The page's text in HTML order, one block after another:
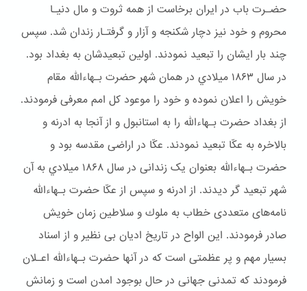
حضـرت باب در ایران برخاست از همه ثروت و مال دنیـا
محروم و خود نیز دچار شكنجه و آزار و گرفتـار زندان شد. سپس
چند بار ایشان را تبعید نمودند. اولین تبعیدشان به بغداد بود.
در سال ۱۸۶۳ ميلادي در همان شهر حضرت بـهاءالله مقام
خويش را اعلان نموده و خود را موعود کل امم معرفی فرمودند.
از بغداد حضرت بـهاءالله را به استانبول و از آنجا به ادرنه و
بالاخره به عکّا تبعید نمودند. عکّا در اراضی مقدسه بود و
حضرت بـهاءالله بعنوان یک زندانی در سال ۱۸۶۸ ميلادي به آن
شهر تبعيد گر ديدند. از ادرنه و سپس از عکّا حضرت بـهاءالله
نامه‌های متعددی خطاب به ملوك و سلاطین زمان خویش
صادر فرمودند. این الواح در تاریخ ادیان بی نظیر و از اسناد
بسیار مهم و پر عظمتی است که در آنها حضرت بـهاءالله اعـلان
فرمودند که تمدنی جهانی در حال بوجود امدن است و زمانش